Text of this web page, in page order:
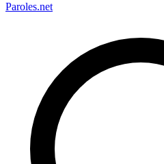
Paroles.net